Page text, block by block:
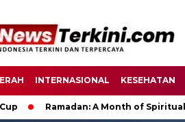
INTERNASIONAL KESEHATAN
A Month of Spiritual